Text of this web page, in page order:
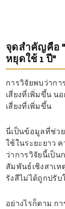
จุดสำคัญคือ
หยุดใช้ 1 ปี"
การวิจัยพบว่ากา
เสี่ยงที่เพิ่มขึ้น น
เสี่ยงที่เพิ่มขึ้น
นี่เป็นข้อมูลที่ช่ว
ใช้ในระยะยาว
ว่าการวิจัยนี้เป็น
สัมพันธ์เชิงสาเ
รังสีไม่ได้ถูกปรั
อย่างไรก็ตาม ก